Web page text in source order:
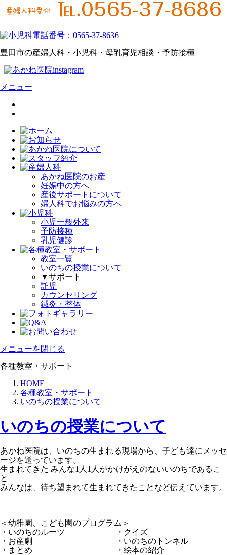
豊田市の産婦人科・小児科・母乳育児相談・予防接種
メニュー
あかね医院のお産
妊娠中の方へ
産後サポートについて
婦人科でお悩みの方へ
小児一般外来
予防接種
乳児健診
教室一覧
いのちの授業について
▼サポート
託児
カウンセリング
鍼灸・整体
メニューを閉じる
各種教室・サポート
HOME
各種教室・サポート
いのちの授業について
いのちの授業について
あかね医院は、いのちの生まれる現場から、子ども達にメッセ
ージを送っています。
生まれてきた みんな1人1人がかけがえのないいのちであるこ
と
みんなは、待ち望まれて生まれてきたことなど伝えています。
＜幼稚園、こども園のプログラム＞
・いのちのルーツ ・クイズ
・お産劇 ・いのちのトンネル
・まとめ ・絵本の紹介